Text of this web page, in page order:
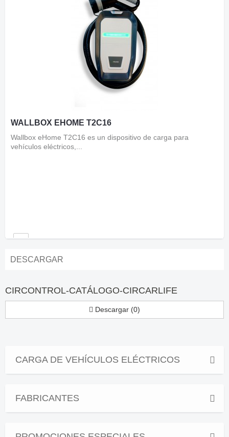
WALLBOX EHOME T2C16
Wallbox eHome T2C16 es un dispositivo de carga para
vehículos eléctricos,...
DESCARGAR
CIRCONTROL-CATÁLOGO-CIRCARLIFE
Descargar (0)
CARGA DE VEHÍCULOS ELÉCTRICOS
FABRICANTES